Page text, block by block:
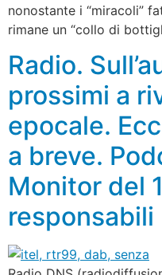
nonostante i “miracoli”
rimane un “collo di
Radio.
prossimi a
epocale.
a breve.
Monitor del
responsabili